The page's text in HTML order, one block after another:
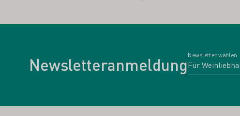
Newsletteranmeldung
Newsletter wählen